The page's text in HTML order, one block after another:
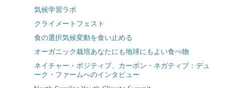
気候学習ラボ
クライメートフェスト
食の選択気候変動を食い止める
オーガニック栽培あなたにも地球にもよい食べ物
ネイチャー・ポジティブ、カーボン・ネガティブ：デュ
ーク・ファームへのインタビュー